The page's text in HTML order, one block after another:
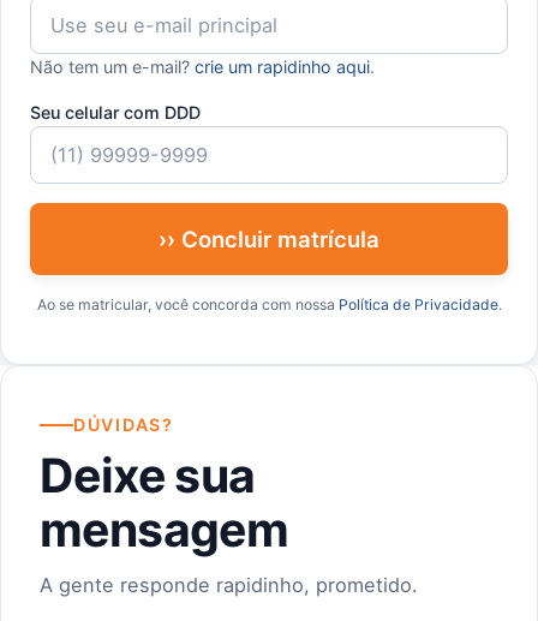
Não tem um e-mail? crie um rapidinho aqui.
Seu celular com DDD
›› Concluir matrícula
Ao se matricular, você concorda com nossa Política de Privacidade.
DÚVIDAS?
Deixe sua
mensagem
A gente responde rapidinho, prometido.